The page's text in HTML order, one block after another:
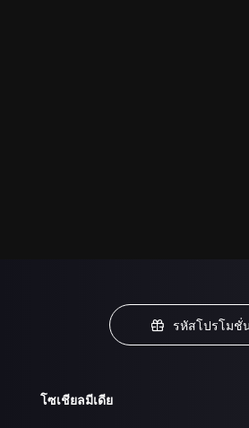
รหัสโปรโมชั่
โซเชียลมีเดีย